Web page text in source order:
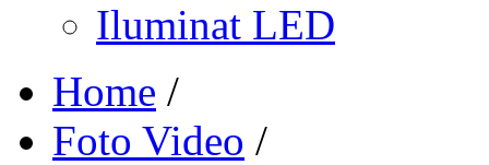
Iluminat LED
Home /
Foto Video /